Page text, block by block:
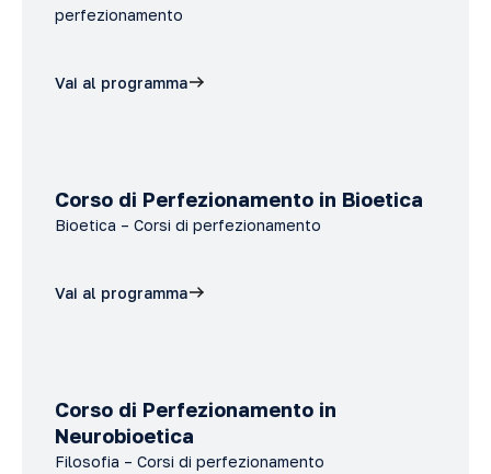
perfezionamento
Vai al programma
Corso di Perfezionamento in Bioetica
Bioetica – Corsi di perfezionamento
Vai al programma
Corso di Perfezionamento in
Neurobioetica
Filosofia – Corsi di perfezionamento